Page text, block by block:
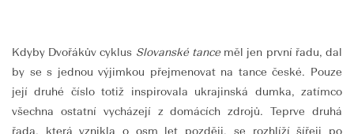
Kdyby Dvořákův cyklus Slovanské tanceměl jen první řadu, dal
by se s jednou výjimkou přejmenovat na tance české. Pouze
její druhé číslo totiž inspirovala ukrajinská dumka, zatímco
všechna ostatní vycházejí z domácích zdrojů. Teprve druhá
řada, která vznikla o osm let později, se rozhlíží šířeji po